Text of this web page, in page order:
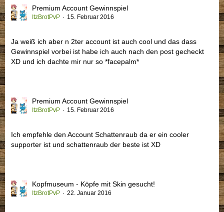
Premium Account Gewinnspiel
ItzBrotPvP 15. Februar 2016
Ja weiß ich aber n 2ter account ist auch cool und das dass
Gewinnspiel vorbei ist habe ich auch nach den post gecheckt
XD und ich dachte mir nur so *facepalm*
Premium Account Gewinnspiel
ItzBrotPvP 15. Februar 2016
Ich empfehle den Account Schattenraub da er ein cooler
supporter ist und schattenraub der beste ist XD
Kopfmuseum - Köpfe mit Skin gesucht!
ItzBrotPvP 22. Januar 2016